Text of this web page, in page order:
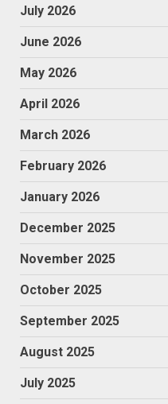
July 2026
June 2026
May 2026
April 2026
March 2026
February 2026
January 2026
December 2025
November 2025
October 2025
September 2025
August 2025
July 2025